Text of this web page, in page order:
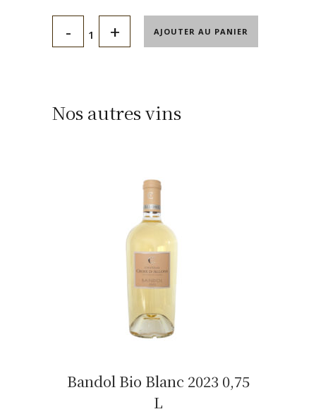
AJOUTER AU PANIER
Nos autres vins
Bandol Bio Blanc 2023 0,75
L